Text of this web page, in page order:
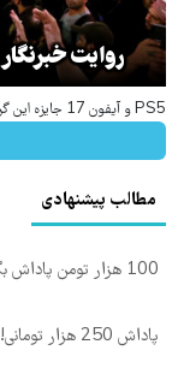
روایت
PS5 و آیفون 17 جایزه این گردونه شانس 😍
مطالب پیشنهادی
100 هزار تومن پاداش بگیر | ثبت نام کن
پاداش 250 هزار تومانی! دوستت رو معرفی کن جایزه بگیر😍